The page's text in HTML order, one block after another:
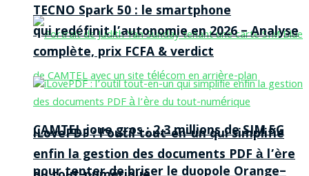
CAMTEL joue gros : 2,3 millions de SIM 5G
TECNO Spark 50 : le smartphone
qui redéfinit l’autonomie en 2026 – Analyse
complète, prix FCFA & verdict
iLovePDF : l’outil tout-en-un qui simplifie
enfin la gestion des documents PDF à l’ère